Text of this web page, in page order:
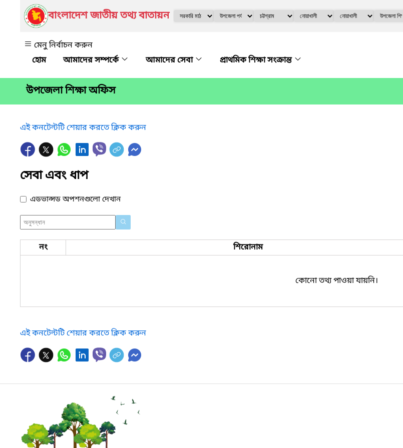
বাংলাদেশ জাতীয় তথ্য বাতায়ন
মেনু নির্বাচন করুন
আমাদের সম্পর্কে
আমাদের সেবা প্রাথমিক শিক্ষা সংক্রান্ত
উপজেলা শিক্ষা অফিস
এই কনটেন্টটি শেয়ার করতে ক্লিক করুন
সেবা এবং ধাপ
এডভান্সড অপশনগুলো দেখান
নং শিরোনাম
কোনো তথ্য পাওয়া যায়নি।
এই কনটেন্টটি শেয়ার করতে ক্লিক করুন